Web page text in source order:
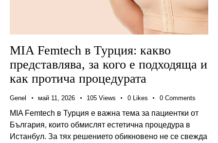
MIA Femtech в Турция: какво
представлява, за кого е подходяща и
как протича процедурата
Genel май 11, 2026 105 Views 0 Likes 0 Comments
MIA Femtech в Турция е важна тема за пациентки от
България, които обмислят естетична процедура в
Истанбул. За тях решението обикновено не се свежда